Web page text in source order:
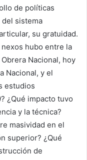
de políticas
sistema
su gratuidad.
hubo entre la
Nacional, hoy
Nacional, y el
estudios
¿Qué impacto tuvo
y la técnica?
masividad en el
superior? ¿Qué
de